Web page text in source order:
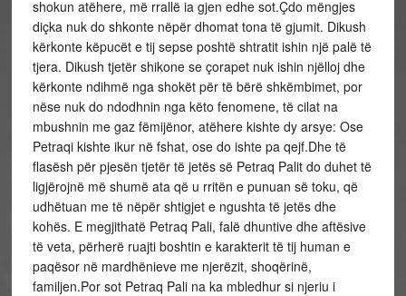
shokun atëhere, më rrallë ia gjen edhe sot.Çdo mëngjes
diçka nuk do shkonte nëpër dhomat tona të gjumit. Dikush
kërkonte këpucët e tij sepse poshtë shtratit ishin një palë të
tjera. Dikush tjetër shikone se çorapet nuk ishin njëlloj dhe
kërkonte ndihmë nga shokët për të bërë shkëmbimet, por
nëse nuk do ndodhnin nga këto fenomene, të cilat na
mbushnin me gaz fëmijënor, atëhere kishte dy arsye: Ose
Petraqi kishte ikur në fshat, ose do ishte pa qejf.Dhe të
flasësh për pjesën tjetër të jetës së Petraq Palit do duhet të
ligjërojnë më shumë ata që u rritën e punuan së toku, që
udhëtuan me të nëpër shtigjet e ngushta të jetës dhe
kohës. E megjithatë Petraq Pali, falë dhuntive dhe aftësive
të veta, përherë ruajti boshtin e karakterit të tij human e
paqësor në mardhënieve me njerëzit, shoqërinë,
familjen.Por sot Petraq Pali na ka mbledhur si njeriu i